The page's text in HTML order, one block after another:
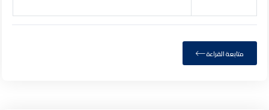
متابعة القراءة